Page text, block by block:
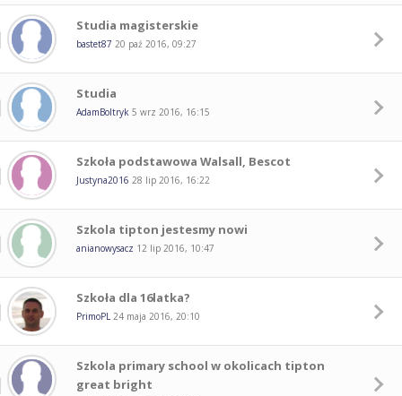
Studia magisterskie
bastet87 20 paź 2016, 09:27
Studia
AdamBoltryk 5 wrz 2016, 16:15
Szkoła podstawowa Walsall, Bescot
Justyna2016 28 lip 2016, 16:22
Szkola tipton jestesmy nowi
anianowysacz 12 lip 2016, 10:47
Szkoła dla 16latka?
PrimoPL 24 maja 2016, 20:10
Szkola primary school w okolicach tipton
great bright